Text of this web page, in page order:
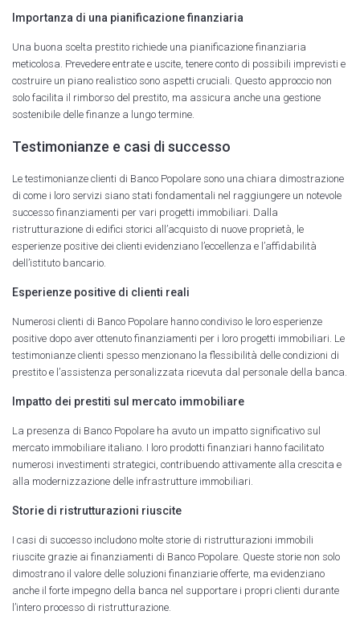
Importanza di una pianificazione finanziaria
Una buona scelta prestito richiede una pianificazione finanziaria
meticolosa. Prevedere entrate e uscite, tenere conto di possibili imprevisti e
costruire un piano realistico sono aspetti cruciali. Questo approccio non
solo facilita il rimborso del prestito, ma assicura anche una gestione
sostenibile delle finanze a lungo termine.
Testimonianze e casi di successo
Le testimonianze clienti di Banco Popolare sono una chiara dimostrazione
di come i loro servizi siano stati fondamentali nel raggiungere un notevole
successo finanziamenti per vari progetti immobiliari. Dalla
ristrutturazione di edifici storici all’acquisto di nuove proprietà, le
esperienze positive dei clienti evidenziano l’eccellenza e l’affidabilità
dell’istituto bancario.
Esperienze positive di clienti reali
Numerosi clienti di Banco Popolare hanno condiviso le loro esperienze
positive dopo aver ottenuto finanziamenti per i loro progetti immobiliari. Le
testimonianze clienti spesso menzionano la flessibilità delle condizioni di
prestito e l’assistenza personalizzata ricevuta dal personale della banca.
Impatto dei prestiti sul mercato immobiliare
La presenza di Banco Popolare ha avuto un impatto significativo sul
mercato immobiliare italiano. I loro prodotti finanziari hanno facilitato
numerosi investimenti strategici, contribuendo attivamente alla crescita e
alla modernizzazione delle infrastrutture immobiliari.
Storie di ristrutturazioni riuscite
I casi di successo includono molte storie di ristrutturazioni immobili
riuscite grazie ai finanziamenti di Banco Popolare. Queste storie non solo
dimostrano il valore delle soluzioni finanziarie offerte, ma evidenziano
anche il forte impegno della banca nel supportare i propri clienti durante
l’intero processo di ristrutturazione.